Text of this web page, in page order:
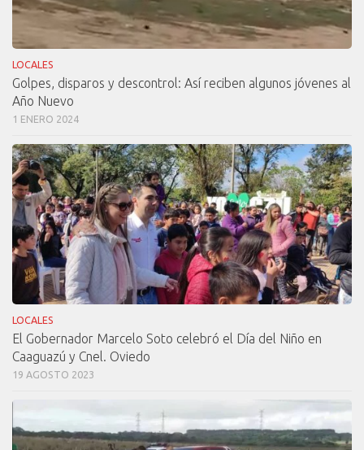
LOCALES
Golpes, disparos y descontrol: Así reciben algunos jóvenes al
Año Nuevo
1 ENERO 2024
LOCALES
El Gobernador Marcelo Soto celebró el Día del Niño en
Caaguazú y Cnel. Oviedo
19 AGOSTO 2023